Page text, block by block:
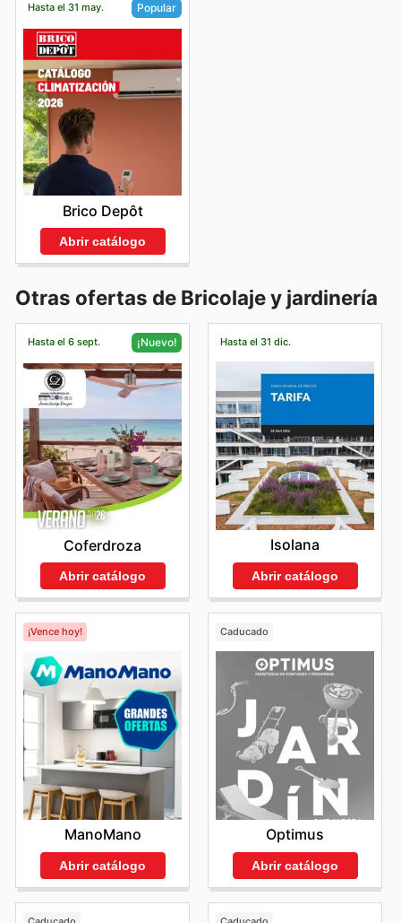
Hasta el 31 may. Popular
Brico Depôt
Abrir catálogo
Otras ofertas de Bricolaje y jardinería
Hasta el 6 sept. ¡Nuevo!
Coferdroza
Abrir catálogo
Hasta el 31 dic.
Isolana
Abrir catálogo
¡Vence hoy!
ManoMano
Abrir catálogo
Caducado
Optimus
Abrir catálogo